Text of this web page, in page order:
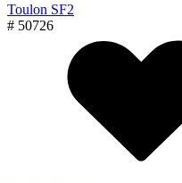
Toulon SF2
# 50726